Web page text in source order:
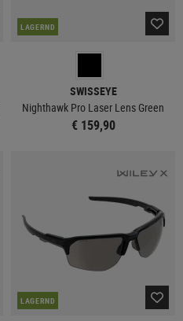
LAGERND
SWISSEYE
Nighthawk Pro Laser Lens Green
€ 159,90
LAGERND